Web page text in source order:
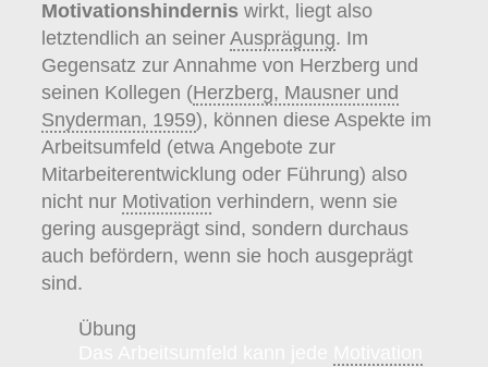
Motivationshindernis wirkt, liegt also
letztendlich an seiner Ausprägung. Im
Gegensatz zur Annahme von Herzberg und
seinen Kollegen (Herzberg, Mausner und
Snyderman, 1959), können diese Aspekte im
Arbeitsumfeld (etwa Angebote zur
Mitarbeiterentwicklung oder Führung) also
nicht nur Motivation verhindern, wenn sie
gering ausgeprägt sind, sondern durchaus
auch befördern, wenn sie hoch ausgeprägt
sind.
Übung